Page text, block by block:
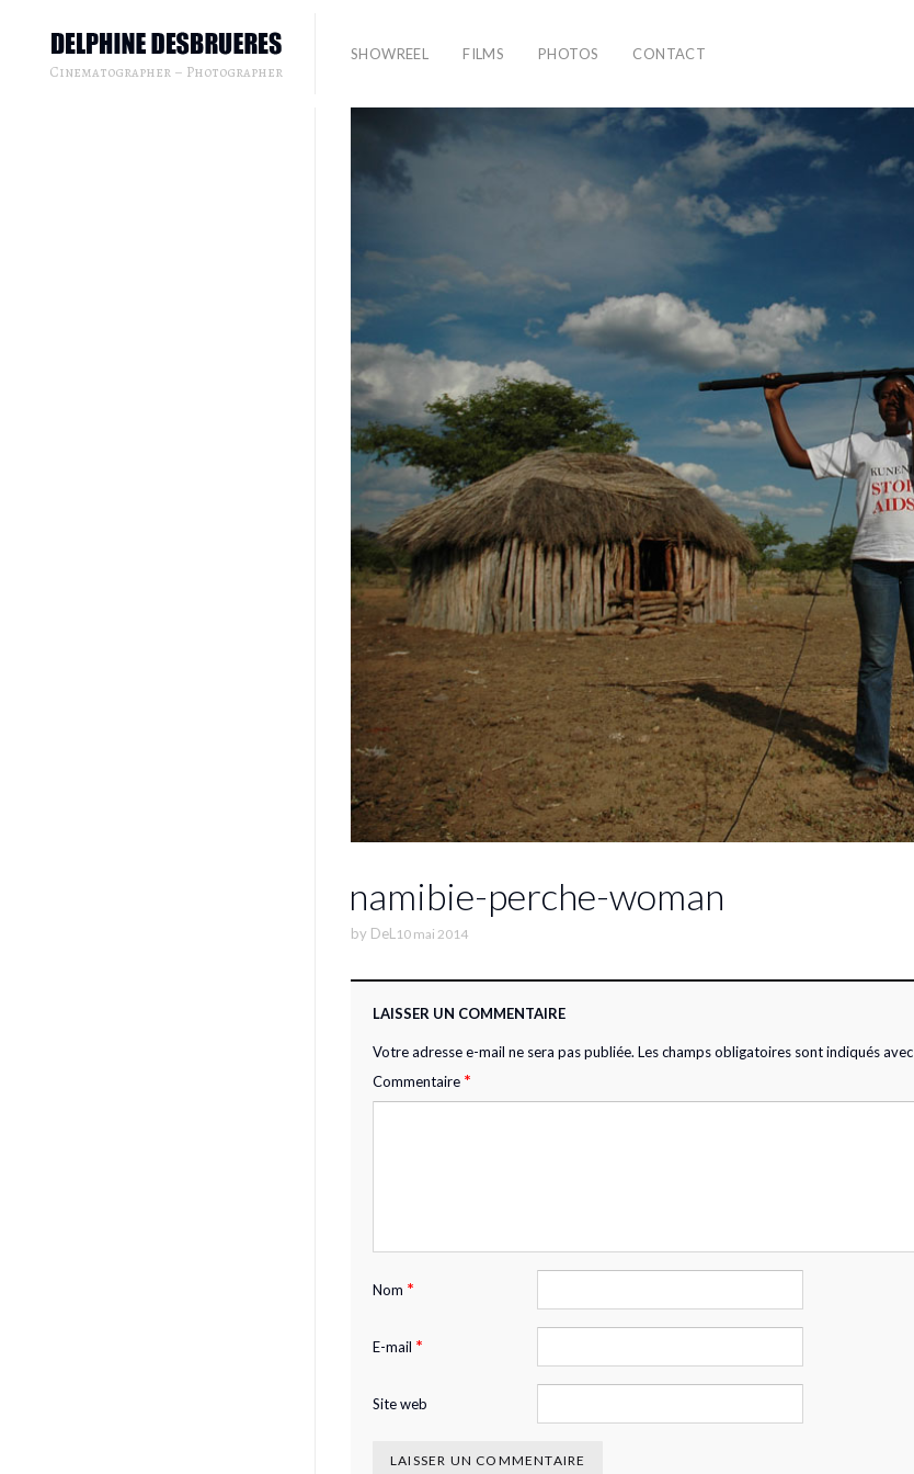
Cinematographer – Photographer
SHOWREEL FILMS PHOTOS CONTACT
namibie-perche-woman
by DeL10 mai 2014
LAISSER UN COMMENTAIRE
Votre adresse e-mail ne sera pas publiée. Les champs obligatoires sont indiqués avec
Commentaire *
Nom *
E-mail *
Site web